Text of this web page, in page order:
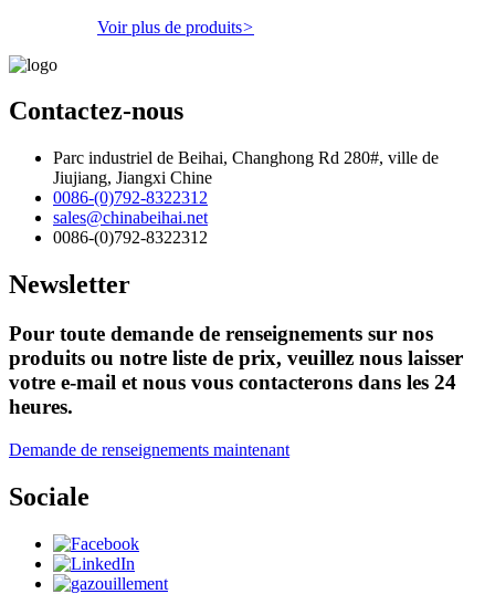
Voir plus de produits>
Contactez-nous
Parc industriel de Beihai, Changhong Rd 280#, ville de
Jiujiang, Jiangxi Chine
0086-(0)792-8322312
sales@chinabeihai.net
0086-(0)792-8322312
Newsletter
Pour toute demande de renseignements sur nos
produits ou notre liste de prix, veuillez nous laisser
votre e-mail et nous vous contacterons dans les 24
heures.
Demande de renseignements maintenant
Sociale